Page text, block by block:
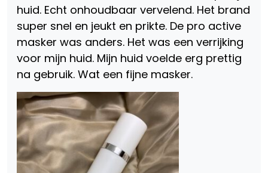
huid. Echt onhoudbaar vervelend. Het brand
super snel en jeukt en prikte. De pro active
masker was anders. Het was een verrijking
voor mijn huid. Mijn huid voelde erg prettig
na gebruik. Wat een fijne masker.